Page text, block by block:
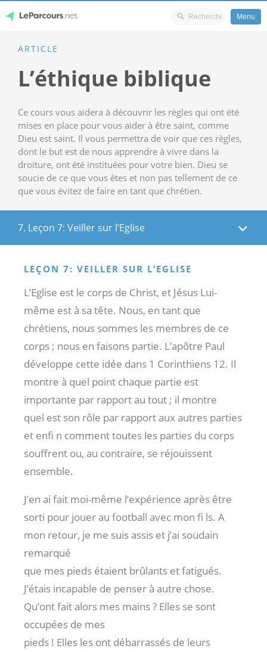
content
LeParcours.net
Menu
ARTICLE
L’éthique biblique
Ce cours vous aidera à découvrir les règles qui ont été
mises en place pour vous aider à être saint, comme
Dieu est saint. Il vous permettra de voir que ces règles,
dont le but est de nous apprendre à vivre dans la
droiture, ont été instituées pour votre bien. Dieu se
soucie de ce que vous êtes et non pas tellement de ce
que vous évitez de faire en tant que chrétien.
7. Leçon 7: Veiller sur l’Eglise
LEÇON 7: VEILLER SUR L’EGLISE
L’Eglise est le corps de Christ, et Jésus Lui-
même est à sa tête. Nous, en tant que
chrétiens, nous sommes les membres de ce
corps ; nous en faisons partie. L’apôtre Paul
développe cette idée dans 1 Corinthiens 12. Il
montre à quel point chaque partie est
importante par rapport au tout ; il montre
quel est son rôle par rapport aux autres parties
et enfi n comment toutes les parties du corps
souffrent ou, au contraire, se réjouissent
ensemble.
J’en ai fait moi-même l’expérience après être
sorti pour jouer au football avec mon fi ls. A
mon retour, je me suis assis et j’ai soudain
remarqué
que mes pieds étaient brûlants et fatigués.
J’étais incapable de penser à autre chose.
Qu’ont fait alors mes mains ? Elles se sont
occupées de mes
pieds ! Elles les ont débarrassés de leurs